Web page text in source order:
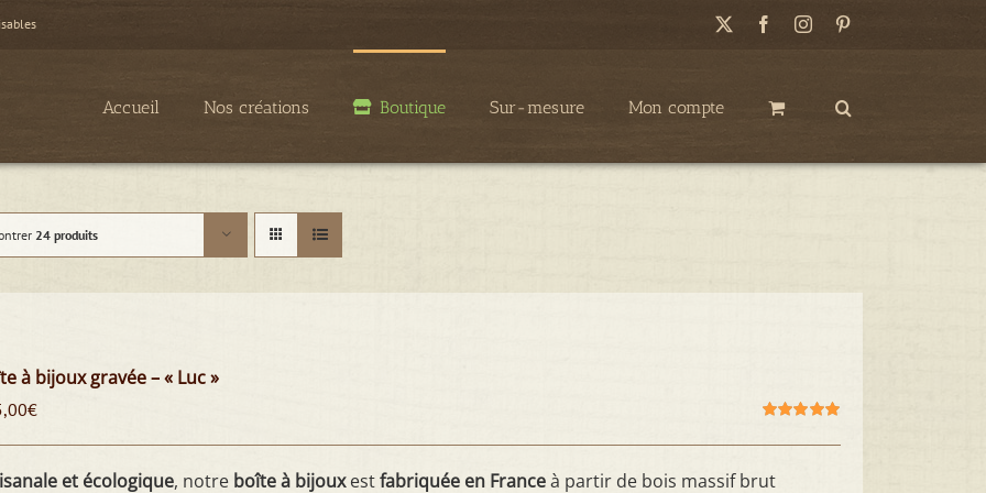
FacebookInstagram
Accueil Nos créations Boutique Sur-mesure Mon compte
24 produits
à bijoux gravée – « Luc »
5
€
et écologique, notre boîte à bijouxestfabriquée en Franceà partir de bois massif brut